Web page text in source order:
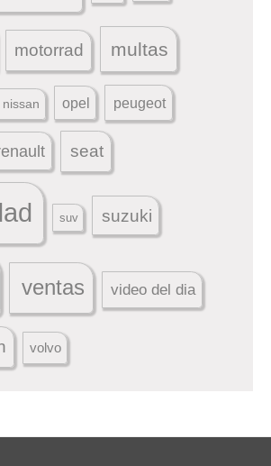
motorrad multas
nissan opel peugeot
seat
suv suzuki
ventas video del dia
volvo